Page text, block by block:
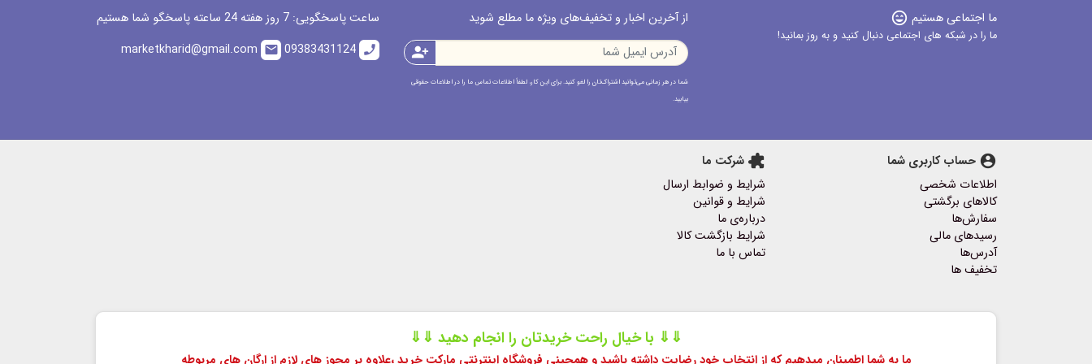
ما اجتماعی هستیم sentiment_very_satisfied
ما را در شبکه های اجتماعی دنبال کنید و به روز بمانید!
از آخرین اخبار و تخفیف‌های ویژه ما مطلع شوید
person_add
شما در هر زمانی می‌توانید اشتراک‌تان را لغو کنید. برای این کار، لطفاً اطلاعات تماس ما را در اطلاعات حقوقی
بیابید.
ساعت پاسخگویی: 7 روز هفته 24 ساعته پاسخگو شما هستیم
call
09383431124
email
account_circle حساب کاربری شما
اطلاعات شخصی
کالاهای برگشتی
سفارش‌ها
رسیدهای مالی
آدرس‌ها
تخفیف ها
extension شرکت ما
شرایط و ضوابط ارسال
شرایط و قوانین
درباره‌ی ما
شرایط بازگشت کالا
تماس با ما
⇓⇓ با خیال راحت خریدتان را انجام دهید ⇓⇓